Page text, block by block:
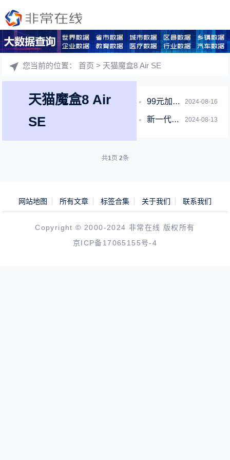
您当前的位置：首页 > 天猫魔盒8 Air SE
天猫魔盒8 Air
SE
2024-08-16
99元加量不加价！天猫魔盒8 Air SE发布：轻松解码4K/60帧视频
2024-08-13
新一代天猫魔盒来了：升级大存储、4K超清不卡顿
共1页 2条
网站地图 所有文章 标签合集 关于我们 联系我们
Copyright © 2000-2024 非常在线 版权所有
京ICP备17065155号-4